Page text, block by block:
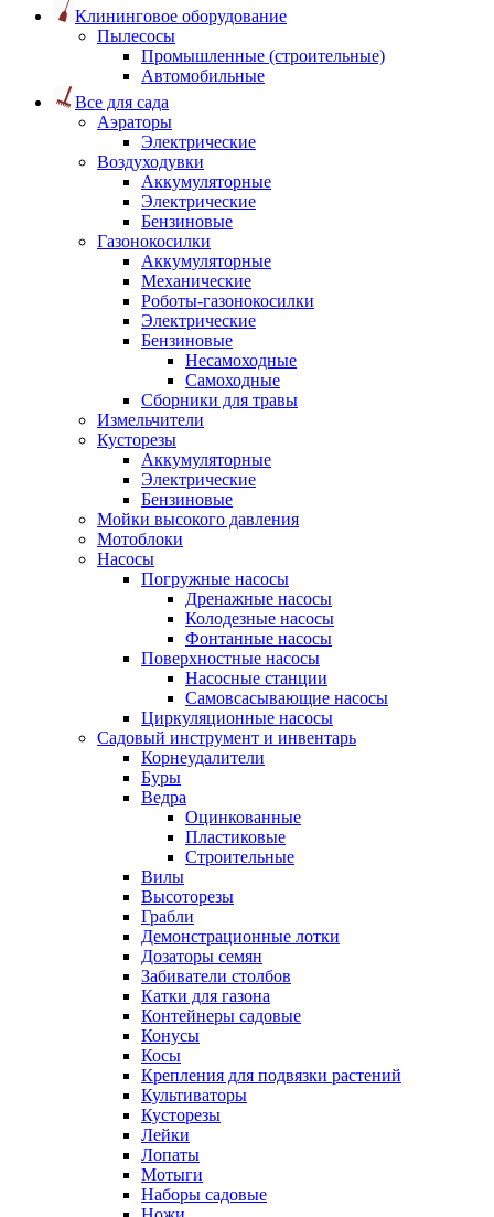
Клининговое оборудование
Пылесосы
Промышленные (строительные)
Автомобильные
Все для сада
Аэраторы
Электрические
Воздуходувки
Аккумуляторные
Электрические
Бензиновые
Газонокосилки
Аккумуляторные
Механические
Роботы-газонокосилки
Электрические
Бензиновые
Несамоходные
Самоходные
Сборники для травы
Измельчители
Кусторезы
Аккумуляторные
Электрические
Бензиновые
Мойки высокого давления
Мотоблоки
Насосы
Погружные насосы
Дренажные насосы
Колодезные насосы
Фонтанные насосы
Поверхностные насосы
Насосные станции
Самовсасывающие насосы
Циркуляционные насосы
Садовый инструмент и инвентарь
Корнеудалители
Буры
Ведра
Оцинкованные
Пластиковые
Строительные
Вилы
Высоторезы
Грабли
Демонстрационные лотки
Дозаторы семян
Забиватели столбов
Катки для газона
Контейнеры садовые
Конусы
Косы
Крепления для подвязки растений
Культиваторы
Кусторезы
Лейки
Лопаты
Мотыги
Наборы садовые